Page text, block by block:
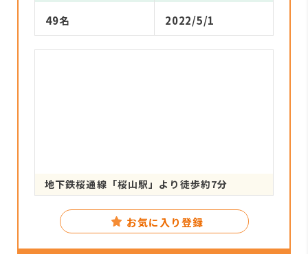
49名 2022/5/1
地下鉄桜通線「桜山駅」より徒歩約7分
お気に入り登録